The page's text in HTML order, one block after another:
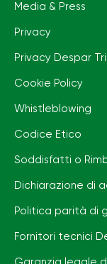
Media & Press
Privacy
Privacy Despar
Cookie Policy
Whistleblowing
Codice Etico
Soddisfatti o
Dichiarazione di
Politica parità di
Fornitori tecnici
Garanzia legale